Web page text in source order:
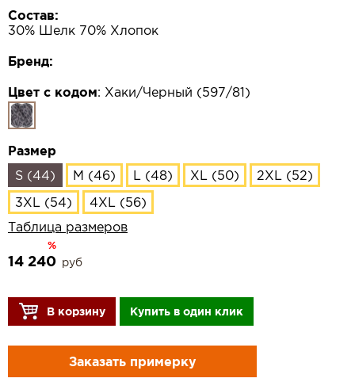
Состав:
30% Шелк 70% Хлопок
Бренд:
Цвет с кодом: Хаки/Черный (597/81)
Размер
S (44)
M (46) L (48) XL (50)
2XL (52)
3XL (54)
4XL (56)
Таблица размеров
%
14 240 руб
В корзину Купить в один клик
Заказать примерку